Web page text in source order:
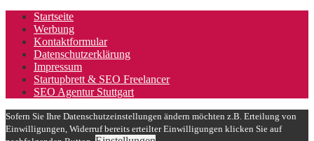
Startseite
Werbung
Kontaktformular
Datenschutzerklärung
Impressum
Startupbrett & SEO Freelancer
SEO Agentur Stuttgart
Sofern Sie Ihre Datenschutzeinstellungen ändern möchten z.B. Erteilung von
Einwilligungen, Widerruf bereits erteilter Einwilligungen klicken Sie auf